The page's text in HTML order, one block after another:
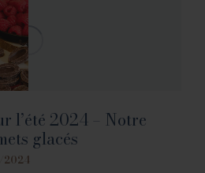
l’été 2024 – Notre
glacés
2024